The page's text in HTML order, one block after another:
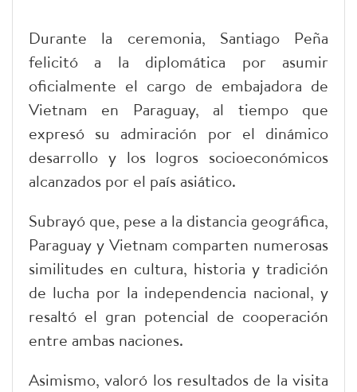
Durante la ceremonia, Santiago Peña
felicitó a la diplomática por asumir
oficialmente el cargo de embajadora de
Vietnam en Paraguay, al tiempo que
expresó su admiración por el dinámico
desarrollo y los logros socioeconómicos
alcanzados por el país asiático.
Subrayó que, pese a la distancia geográfica,
Paraguay y Vietnam comparten numerosas
similitudes en cultura, historia y tradición
de lucha por la independencia nacional, y
resaltó el gran potencial de cooperación
entre ambas naciones.
Asimismo, valoró los resultados de la visita